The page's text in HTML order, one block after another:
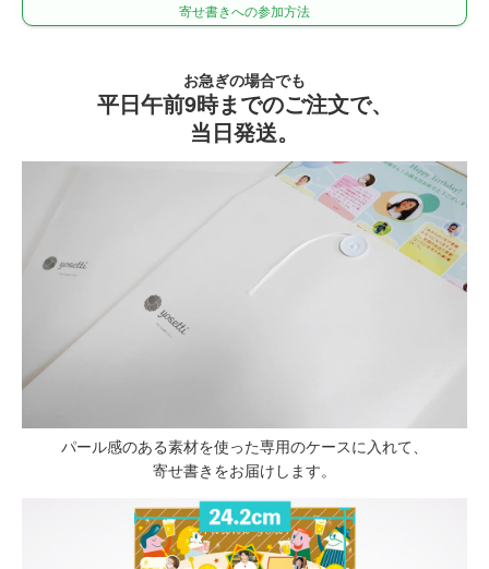
寄せ書きへの参加方法
お急ぎの場合でも
平日午前9時までのご注文で、
当日発送。
パール感のある素材を使った専用のケースに入れて、
寄せ書きをお届けします。